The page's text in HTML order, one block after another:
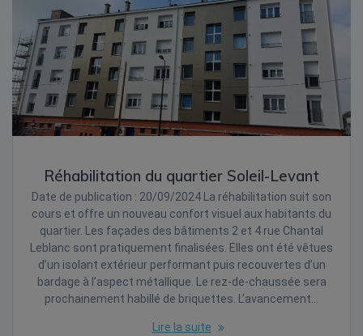
Réhabilitation du quartier Soleil-Levant
Date de publication : 20/09/2024 La réhabilitation suit son
cours et offre un nouveau confort visuel aux habitants du
quartier. Les façades des bâtiments 2 et 4 rue Chantal
Leblanc sont pratiquement finalisées. Elles ont été vêtues
d’un isolant extérieur performant puis recouvertes d’un
bardage à l’aspect métallique. Le rez-de-chaussée sera
prochainement habillé de briquettes. L’avancement…
Lire la suite